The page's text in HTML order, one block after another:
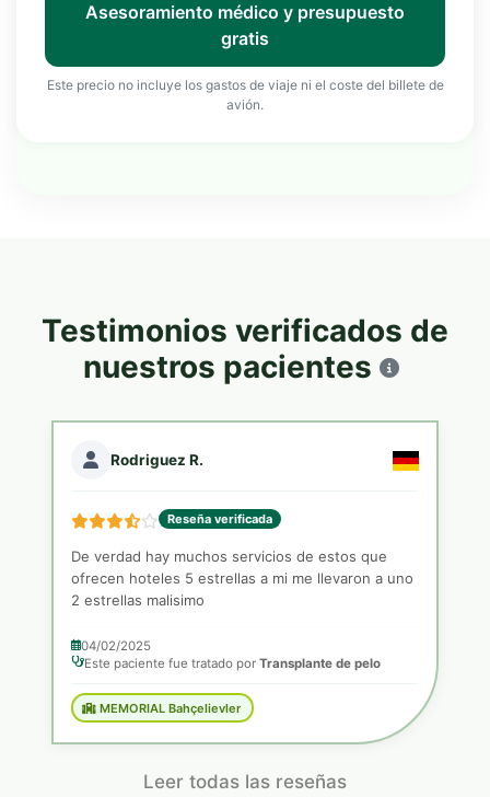
Asesoramiento médico y presupuesto
gratis
Este precio no incluye los gastos de viaje ni el coste del billete de
avión.
Testimonios verificados de
nuestros pacientes
Rodriguez R.
Reseña verificada
De verdad hay muchos servicios de estos que
ofrecen hoteles 5 estrellas a mi me llevaron a uno
2 estrellas malisimo
04/02/2025
Este paciente fue tratado porTransplante de pelo
MEMORIAL Bahçelievler
Leer todas las reseñas